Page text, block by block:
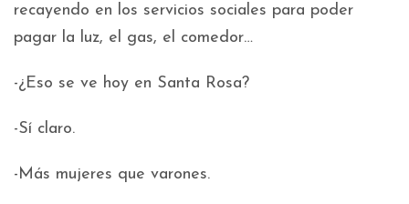
recayendo en los servicios sociales para poder
pagar la luz, el gas, el comedor…
-¿Eso se ve hoy en Santa Rosa?
-Sí claro.
-Más mujeres que varones.